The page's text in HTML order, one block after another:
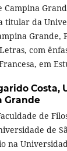
titular da
Grande,
com
em
Costa,
Grande
de
de
na